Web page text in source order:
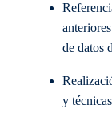
de datos
y